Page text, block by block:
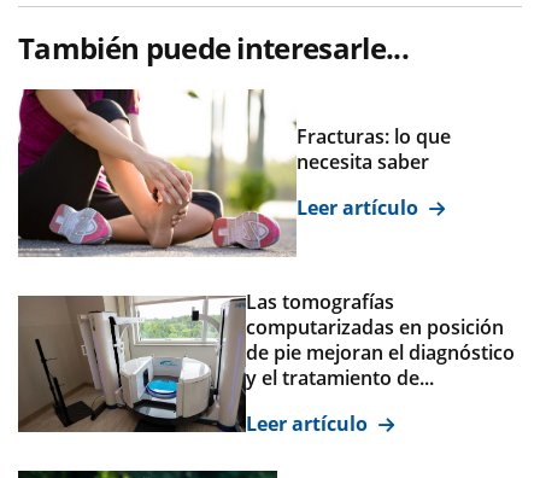
También puede interesarle...
Fracturas: lo que
necesita saber
Leer artículo
Las tomografías
computarizadas en posición
de pie mejoran el diagnóstico
y el tratamiento de...
Leer artículo